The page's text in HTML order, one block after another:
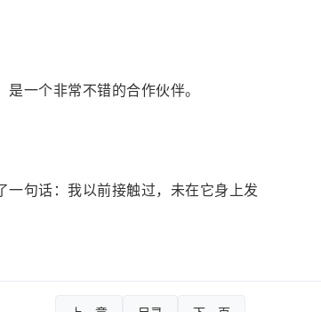
一个非常不错的合作伙伴。
句话：我以前接触过，未在它身上发